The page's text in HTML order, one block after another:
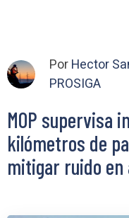
PorHector
PROSIGA
MOP supervisa
kilómetros de
mitigar ruido en